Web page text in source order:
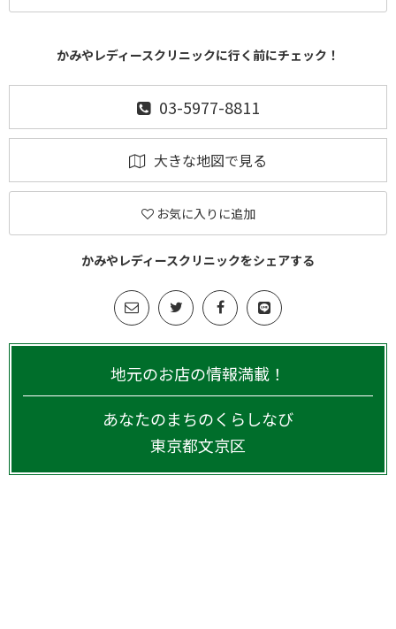
かみやレディースクリニックに行く前にチェック！
03-5977-8811
大きな地図で見る
お気に入りに追加
かみやレディースクリニックをシェアする
地元のお店の情報満載！
あなたのまちのくらしなび
東京都文京区